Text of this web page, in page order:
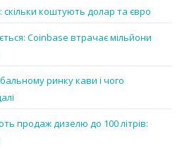
коштують долар та євро
Coinbase втрачає мільйони
ринку кави і чого
продаж дизелю до 100 літрів: